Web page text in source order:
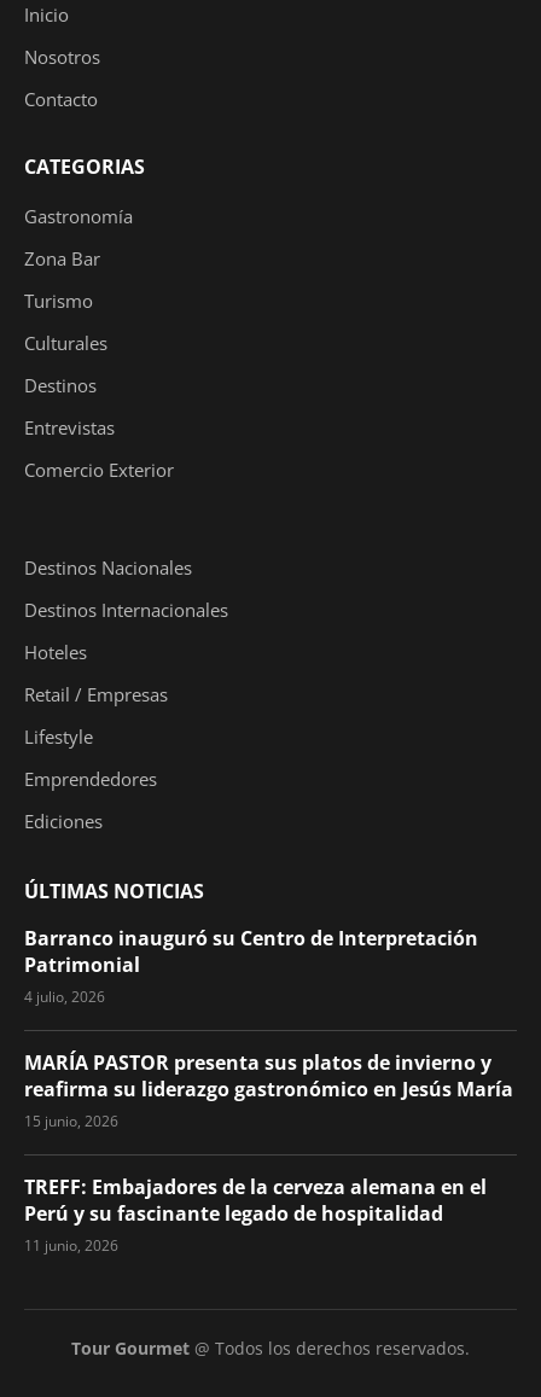
Inicio
Nosotros
Contacto
CATEGORIAS
Gastronomía
Zona Bar
Turismo
Culturales
Destinos
Entrevistas
Comercio Exterior
Destinos Nacionales
Destinos Internacionales
Hoteles
Retail / Empresas
Lifestyle
Emprendedores
Ediciones
ÚLTIMAS NOTICIAS
Barranco inauguró su Centro de Interpretación
Patrimonial
4 julio, 2026
MARÍA PASTOR presenta sus platos de invierno y
reafirma su liderazgo gastronómico en Jesús María
15 junio, 2026
TREFF: Embajadores de la cerveza alemana en el
Perú y su fascinante legado de hospitalidad
11 junio, 2026
Tour Gourmet @ Todos los derechos reservados.